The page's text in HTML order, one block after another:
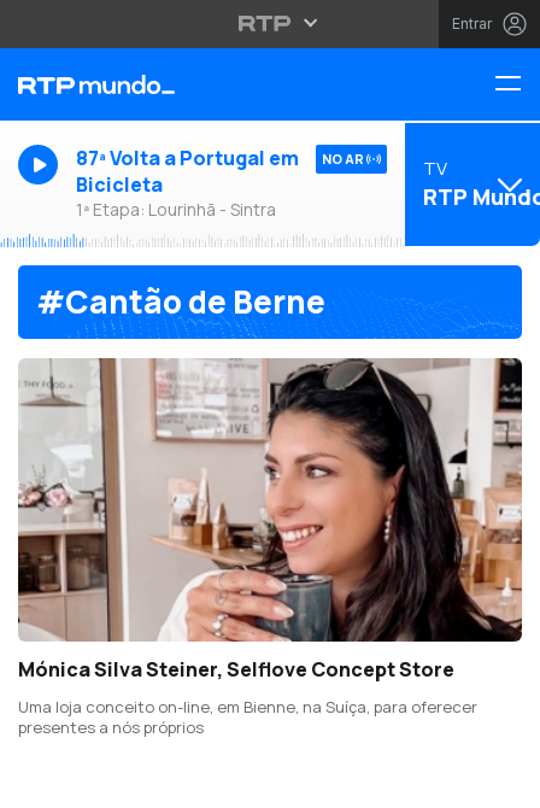
Entrar
87ª Volta a Portugal em
Bicicleta
1ª Etapa: Lourinhã - Sintra
NO AR TV
RTP
#Cantão de Berne
Mónica Silva Steiner, Selflove Concept Store
Uma loja conceito on-line, em Bienne, na Suíça, para oferecer
presentes a nós próprios